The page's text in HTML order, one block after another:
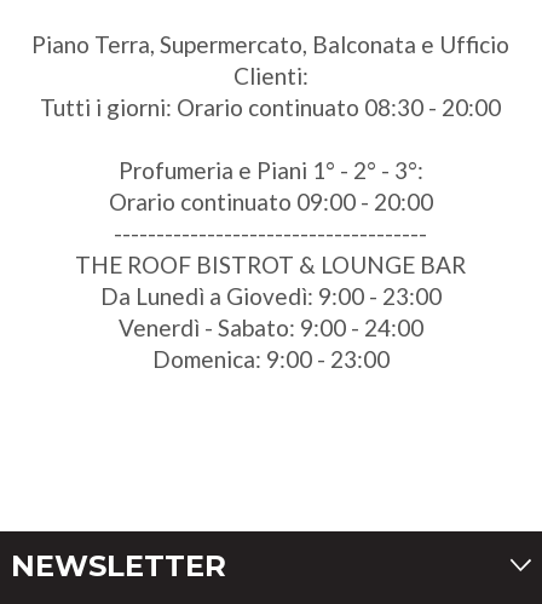
Piano Terra, Supermercato, Balconata e Ufficio
Clienti:
Tutti i giorni: Orario continuato 08:30 - 20:00
Profumeria e Piani 1° - 2° - 3°:
Orario continuato 09:00 - 20:00
-------------------------------------
THE ROOF BISTROT & LOUNGE BAR
Da Lunedì a Giovedì: 9:00 - 23:00
Venerdì - Sabato: 9:00 - 24:00
Domenica: 9:00 - 23:00
NEWSLETTER